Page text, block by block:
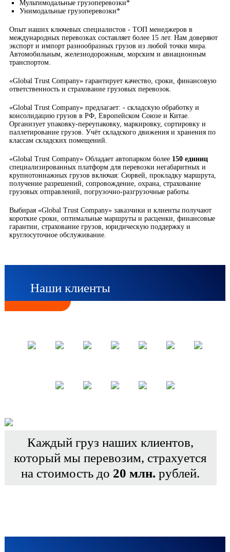
Мультимодальные грузоперевозки*
Унимодальные грузоперевозки*
Опыт наших ключевых специалистов - ТОП менеджеров в
международных перевозках составляет более 15 лет. Нам доверяют
экспорт и импорт разнообразных грузов из любой точки мира.
Автомобильным, железнодорожным, морским и авиационным
транспортом.
«Global Trust Company» гарантирует качество, сроки, финансовую
ответственность и страхование грузовых перевозок.
«Global Trust Company» предлагает: - складскую обработку и
консолидацию грузов в РФ, Европейском Союзе и Китае.
Организует упаковку-переупаковку, маркировку, сортировку и
паллетирование грузов. Учёт складского движения и хранения по
классам складских помещений.
«Global Trust Company» Обладает автопарком более 150 единиц
специализированных платформ для перевозки негабаритных и
крупнотоннажных грузов включая: Сюрвей, прокладку маршрута,
получение разрешений, сопровождение, охрана, страхование
грузовых отправлений, погрузочно-разгрузочные работы.
Выбирая «Global Trust Company» заказчики и клиенты получают
короткие сроки, оптимальные маршруты и расценки, финансовые
гарантии, страхование грузов, юридическую поддержку и
круглосуточное обслуживание.
Наши клиенты
Каждый груз наших клиентов,
который мы перевозим, страхуется
на стоимость до 20 млн. рублей.